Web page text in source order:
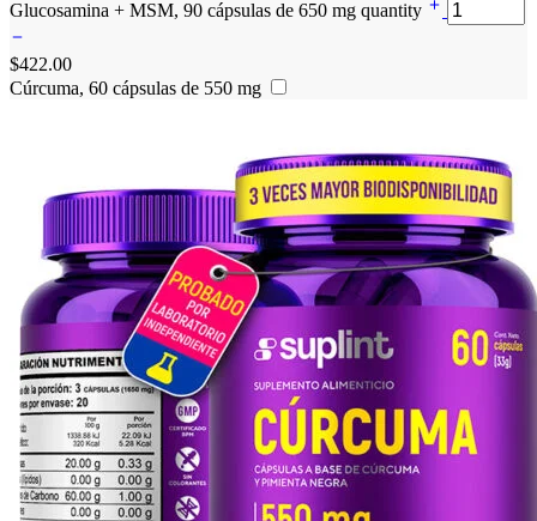
Glucosamina + MSM, 90 cápsulas de 650 mg quantity
$422.00
Cúrcuma, 60 cápsulas de 550 mg